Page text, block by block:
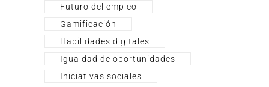
Futuro del empleo
Gamificación
Habilidades digitales
Igualdad de oportunidades
Iniciativas sociales